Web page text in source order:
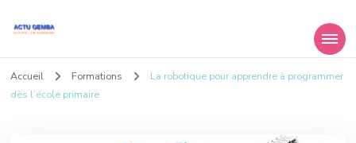
Actu Gemba
Accueil Formations
La robotique pour apprendre à programmer
dès l’école primaire